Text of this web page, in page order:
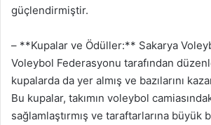
güçlendirmiştir.
– **Kupalar ve Ödüller:** Sakarya
Voleybol Federasyonu tarafından
kupalarda da yer almış ve bazılarını
Bu kupalar, takımın voleybol
sağlamlaştırmış ve taraftarlarına büyük